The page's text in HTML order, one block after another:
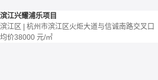
滨江兴耀浦乐项目
滨江区 | 杭州市滨江区火炬大道与信诚南路交叉口
均价38000 元/㎡